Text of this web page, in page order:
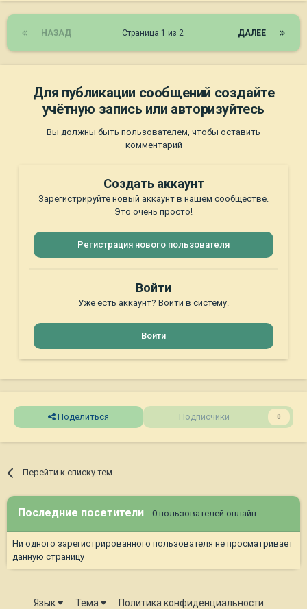
НАЗАД ДАЛЕЕ
Страница 1 из 2
Для публикации сообщений создайте
учётную запись или авторизуйтесь
Вы должны быть пользователем, чтобы оставить
комментарий
Создать аккаунт
Зарегистрируйте новый аккаунт в нашем сообществе.
Это очень просто!
Регистрация нового пользователя
Войти
Уже есть аккаунт? Войти в систему.
Войти
Поделиться Подписчики 0
Перейти к списку тем
Последние посетители 0 пользователей онлайн
Ни одного зарегистрированного пользователя не просматривает
данную страницу
Язык Тема Политика конфиденциальности